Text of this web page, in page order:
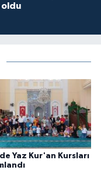
oldu
Yaz Kur'an Kursları